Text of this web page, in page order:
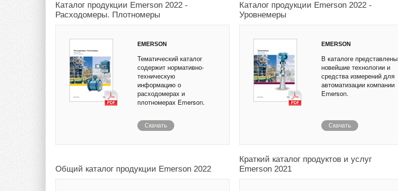
Каталог продукции Emerson 2022 -
Расходомеры. Плотномеры
EMERSON
Тематический каталог
содержит нормативно-
техническую
информацию о
расходомерах и
плотномерах Emerson.
Скачать
Каталог продукции Emerson 2022 -
Уровнемеры
EMERSON
В каталоге представлены
новейшие технологии и
средства измерений для
автоматизации компании
Emerson.
Скачать
Общий каталог продукции Emerson 2022
Краткий каталог продуктов и услуг
Emerson 2021